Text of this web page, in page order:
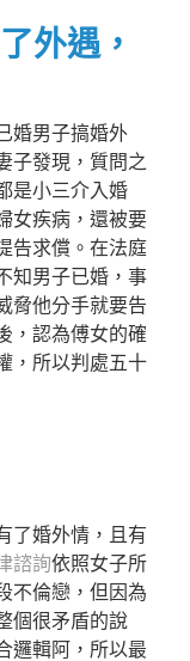
外遇，
婚男子搞婚外
子發現，質問之
是小三介入婚
女疾病，還被要
告求償。在法庭
知男子已婚，事
脅他分手就要告
，認為傅女的確
，所以判處五十
了婚外情，且有
諮詢依照女子所
不倫戀，但因為
個很矛盾的說
邏輯阿，所以最